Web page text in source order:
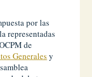
por las
representadas
de
Generales y